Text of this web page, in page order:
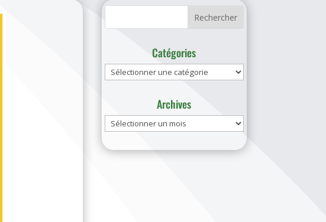
Catégories
Catégories
Archives
Archives